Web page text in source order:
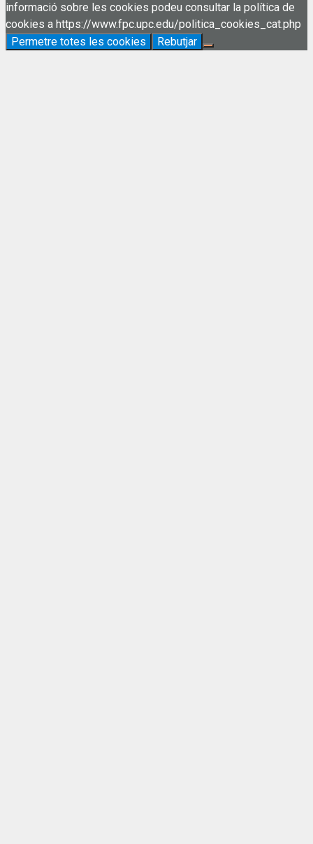
informació sobre les cookies podeu consultar la política de
cookies a https://www.fpc.upc.edu/politica_cookies_cat.php
Permetre totes les cookies
Rebutjar